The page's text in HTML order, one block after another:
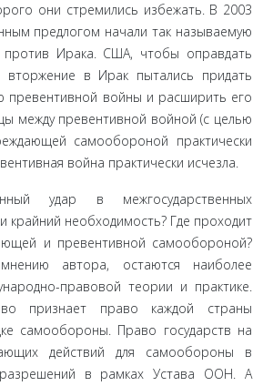
они стремились избежать. В 2003
предлогом начали так называе­мую
против Ирака. США, чтобы оправ­дать
вторжение в Ирак пытались придать
превентивной войны и расширить его
между превентивной войной (с целью
самообороной практически
война практически исчез­ла.
удар в межгосударственных
крайний необходимость? Где про­ходит
и превентивной само­обороной?
автора, остаются наи­более
правовой теории и практике.
признает право каждой страны
самообороны. Право госу­дарств на
действий для само­обороны в
в рамках Устава ООН. А